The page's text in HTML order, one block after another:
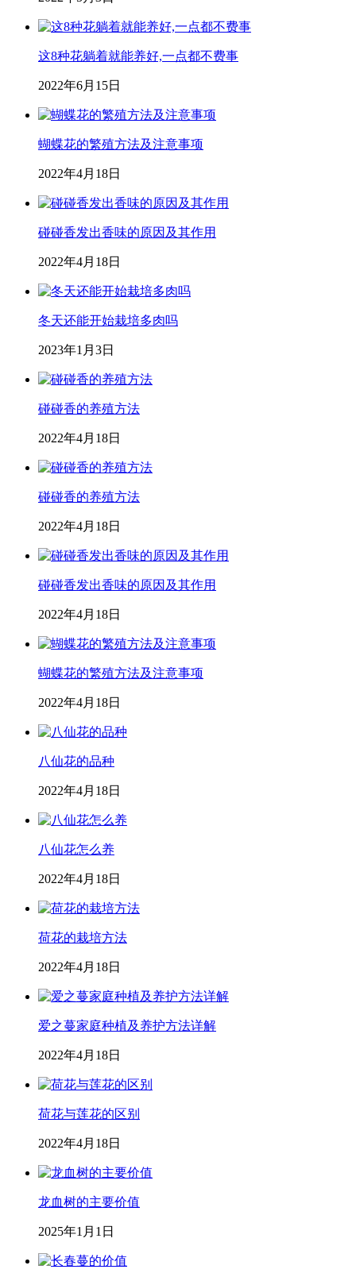
这8种花躺着就能养好,一点都不费事
2022年6月15日
蝴蝶花的繁殖方法及注意事项
2022年4月18日
碰碰香发出香味的原因及其作用
2022年4月18日
冬天还能开始栽培多肉吗
2023年1月3日
碰碰香的养殖方法
2022年4月18日
碰碰香的养殖方法
2022年4月18日
碰碰香发出香味的原因及其作用
2022年4月18日
蝴蝶花的繁殖方法及注意事项
2022年4月18日
八仙花的品种
2022年4月18日
八仙花怎么养
2022年4月18日
荷花的栽培方法
2022年4月18日
爱之蔓家庭种植及养护方法详解
2022年4月18日
荷花与莲花的区别
2022年4月18日
龙血树的主要价值
2025年1月1日